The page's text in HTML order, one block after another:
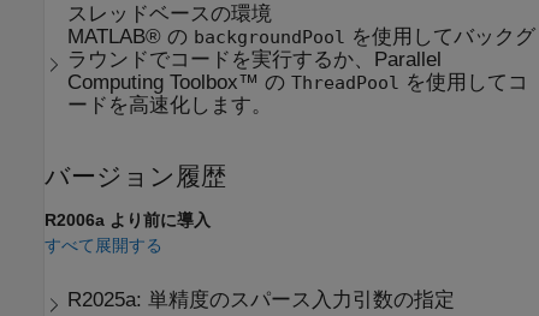
スレッドベースの環境
MATLAB® の backgroundPool
を使用してバックグ
ラウンドでコードを実行するか、Parallel
Computing Toolbox™ のThreadPool
を使用してコ
ードを高速化します。
バージョン履歴
R2006a より前に導入
すべて展開する
R2025a:単精度のスパース入力引数の指定